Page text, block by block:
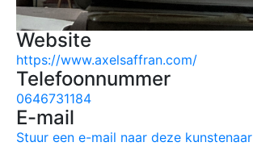
Website
https://www.axelsaffran.com/
Telefoonnummer
0646731184
E-mail
Stuur een e-mail naar deze kunstenaar